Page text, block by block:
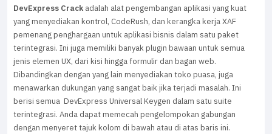
DevExpress Crack adalah alat pengembangan aplikasi yang kuat
yang menyediakan kontrol, CodeRush, dan kerangka kerja XAF
pemenang penghargaan untuk aplikasi bisnis dalam satu paket
terintegrasi. Ini juga memiliki banyak plugin bawaan untuk semua
jenis elemen UX, dari kisi hingga formulir dan bagan web.
Dibandingkan dengan yang lain menyediakan toko puasa, juga
menawarkan dukungan yang sangat baik jika terjadi masalah. Ini
berisi semua DevExpress Universal Keygen dalam satu suite
terintegrasi. Anda dapat memecah pengelompokan gabungan
dengan menyeret tajuk kolom di bawah atau di atas baris ini.